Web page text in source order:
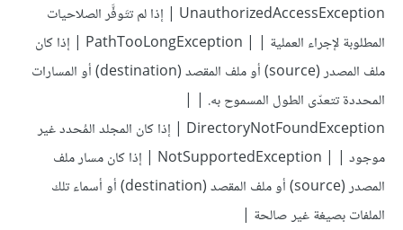
UnauthorizedAccessException | إذا لم تتَوفَّر الصلاحيات
المطلوبة لإجراء العملية | | PathTooLongException | إذا كان
ملف المصدر (source) أو ملف المقصد (destination) أو المسارات
المحددة تتعدّى الطول المسموح به. | |
DirectoryNotFoundException | إذا كان المجلد المُحدد غير
موجود | | NotSupportedException | إذا كان مسار ملف
المصدر (source) أو ملف المقصد (destination) أو أسماء تلك
الملفات بصيغة غير صالحة |